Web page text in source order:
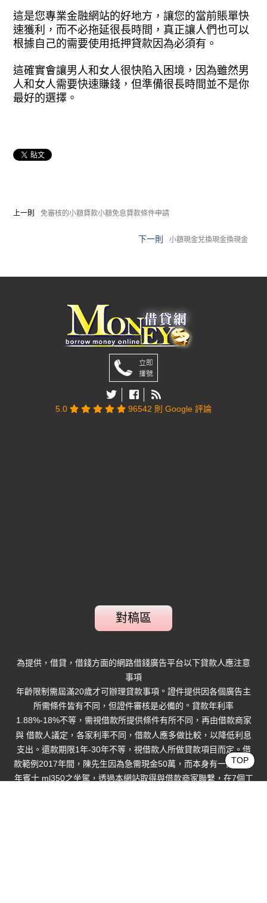
這是您專業金融網站的好地方，讓您的當前賬單快
速獲利，而不必拖延很長時間，真正讓人們也可以
根據自己的需要使用抵押貸款因為必須有。
這確實會讓男人和女人很快陷入困境，因為雖然男
人和女人需要快速賺錢，但準備很長時間並不是你
最好的選擇。
上一則 免審核的小額貸款小額免息貸款條件申請
下一則 小額現金兌換現金換現金
TOP
5.0 96542 則 Google 評論
對稿區
為提供，借貸，借錢方面的網路借錢廣告平台以下貸款人應注意
事項
年齡限制需屆滿20歲才可辦理貸款事項 。 證件提供因各個廣告主
所需條件皆有不同，但證件審核是必備的 。 貸款年利率
1.88%-18%不等，需視借款所提供條件有所不同，再由借款商家
與 借款人議定，各家利率不同，借款人應多做比較，以降低利息
支出。 還款期限1年-30年不等，視借款人所做貸款項目而定。 借
款範例2017年間，陳先生因為急需現金50萬，而本身有一部2017
年賓士 ml350之坐駕，透過本網站取得與借款商家聯繫，在7個工